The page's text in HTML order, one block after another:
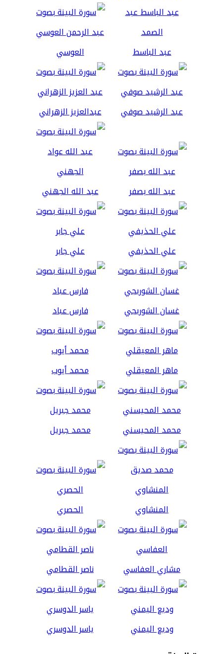
عبد الباسط العوسي
عبد الرشيد صوفي عبدالعزيز الزهراني
عبد الله بصفر عبد الله الجهني
علي الحذيفي علي جابر
غسان الشوربجي فارس عباد
ماهر المعيقلي محمد أيوب
محمد المحيسني محمد جبريل
المنشاوي الحصري
مشاري العفاسي ناصر القطامي
وديع اليمني ياسر الدوسري